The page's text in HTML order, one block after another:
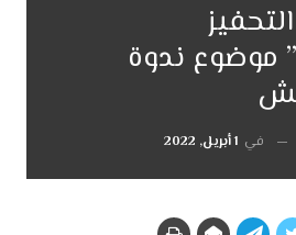
موضوع ندوة
في 1 أبريل, 2022